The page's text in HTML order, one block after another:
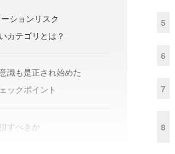
ションリスク
カテゴリとは？
識も是正され始めた
ックポイント
すべきか
5
6
7
8